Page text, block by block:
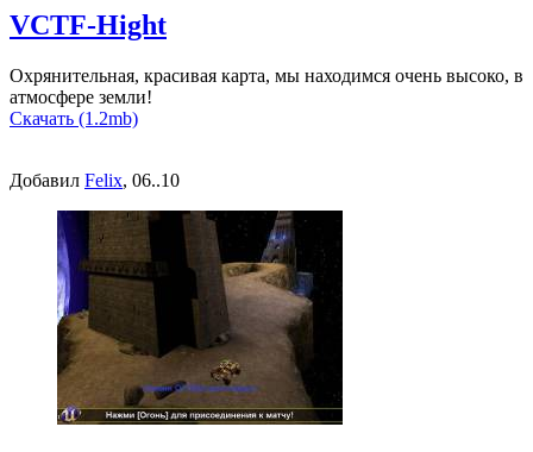
VCTF-Hight
Охрянительная, красивая карта, мы находимся очень высоко, в
атмосфере земли!
Скачать (1.2mb)
Добавил Felix, 06..10